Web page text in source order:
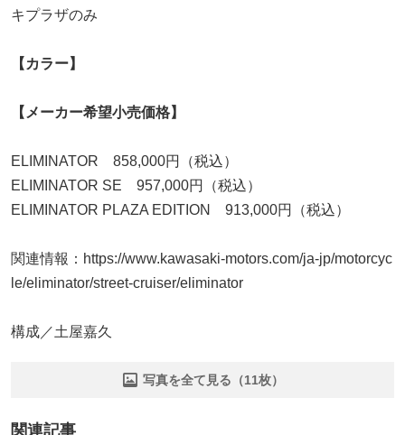
キプラザのみ
【カラー】
【メーカー希望小売価格】
ELIMINATOR 858,000円（税込）
ELIMINATOR SE 957,000円（税込）
ELIMINATOR PLAZA EDITION 913,000円（税込）
関連情報：https://www.kawasaki-motors.com/ja-jp/motorcyc
le/eliminator/street-cruiser/eliminator
構成／土屋嘉久
写真を全て見る（11枚）
関連記事